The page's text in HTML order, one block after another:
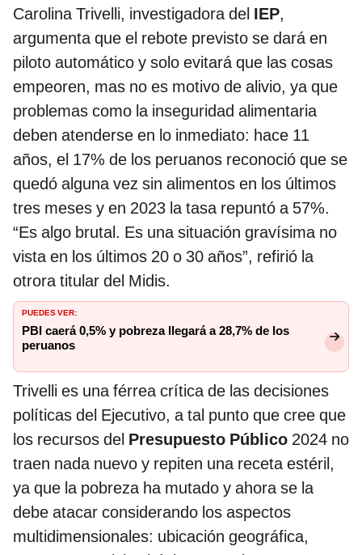
Carolina Trivelli, investigadora del IEP,
argumenta que el rebote previsto se dará en
piloto automático y solo evitará que las cosas
empeoren, mas no es motivo de alivio, ya que
problemas como la inseguridad alimentaria
deben atenderse en lo inmediato: hace 11
años, el 17% de los peruanos reconoció que se
quedó alguna vez sin alimentos en los últimos
tres meses y en 2023 la tasa repuntó a 57%.
“Es algo brutal. Es una situación gravísima no
vista en los últimos 20 o 30 años”, refirió la
otrora titular del Midis.
PUEDES VER:
PBI caerá 0,5% y pobreza llegará a 28,7% de los
peruanos
Trivelli es una férrea crítica de las decisiones
políticas del Ejecutivo, a tal punto que cree que
los recursos del Presupuesto Público 2024 no
traen nada nuevo y repiten una receta estéril,
ya que la pobreza ha mutado y ahora se la
debe atacar considerando los aspectos
multidimensionales: ubicación geográfica,